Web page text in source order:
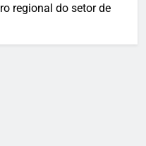
regional do setor de